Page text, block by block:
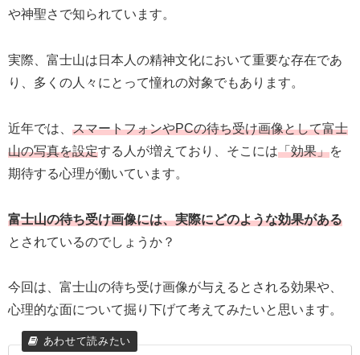
や神聖さで知られています。
実際、富士山は日本人の精神文化において重要な存在であ
り、多くの人々にとって憧れの対象でもあります。
近年では、 スマートフォンやPCの待ち受け画像として富士
山の写真を設定する人が増えており、そこには「効果」を
期待する心理が働いています。
富士山の待ち受け画像には、実際にどのような効果がある
とされているのでしょうか？
今回は、富士山の待ち受け画像が与えるとされる効果や、
心理的な面について掘り下げて考えてみたいと思います。